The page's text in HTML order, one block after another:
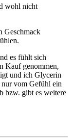
wohl nicht
Geschmack
es fühlt sich
Kauf genommen,
und ich Glycerin
vom Gefühl ein
bzw. gibt es weitere